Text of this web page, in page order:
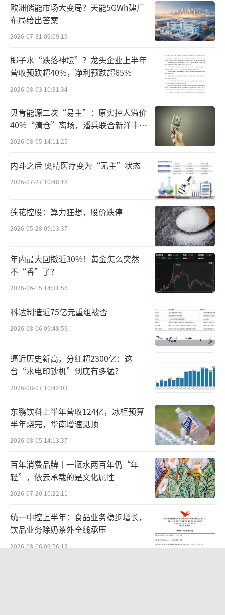
毛利率方面，只有酱油的毛利率同比增长
2.34个百分点，相比之下，调味酱和蚝油品类
更加“没眼看”，毛利率已经连续5年下滑。其
中，调味酱的毛利率从2018年的47.75%下降至
了2023年的35.49%，蚝油毛利率从2018年的4
0.92%下降至了2023年的29%，跌幅均已超过1
0个百分点。
针对“三驾马车”的业绩下滑，海天味业
表示：“酱油、蚝油、发酵酱等基础调味品在
报告期内依旧稳固于行业前列。我们坚定技术
创新，不断攻关技改，稳定产品风味、提升产
品品质，实现存量产品稳定发展的同时，提速
提质发展新产品，有机、低盐、个性功能等系
列产品不断丰富，有效满足了消费者的多元体
验。我们通过在发酵领域的系统性研究，完成
了高性能菌种选育技术及产业升级关键技术的
科研成果，推进解决了风味和品质定向调控、
多重快检技术等发酵领域的行业共性技术问
题，引领传统调味品产业的竞争力提升。”
调味品作为关系国计民生的行业，对基层
市场的依赖性较大。资料显示，作为调味品龙
头的海天味业超过92%的销售收入来源于经销
下滑。
2021年末，企业经销商数量达到历史新
海天味业经销商数量就开始持续下滑，2022年
末仅有7172家，2023年末净减少581家，下降
至6591家。此外，今年一季度末，经销商数量
再次减少至6506家。
公司董事长庞康解释称，“经销商数量与
欧洲储能市场大变局？天能5GWh建厂
布局给出答案
2026-07-31 09:09:19
椰子水“跌落神坛”？龙头企业上半年
营收预跌超40%，净利预跌超65%
2026-08-03 10:31:34
贝肯能源二次“易主”：原实控人溢价
40%“清仓”离场，潘兵联合新洋丰、
宏科百世拟入主
2026-08-05 14:11:25
内斗之后 奥精医疗变为“无主”状态
2026-07-27 10:48:18
莲花控股：算力狂想，股价跌停
2026-05-28 09:13:37
年内最大回撤近30%！黄金怎么突然
不“香”了？
2026-06-15 14:31:56
科达制造近75亿元重组被否
2026-08-06 09:48:59
逼近历史新高，分红超2300亿：这
台“水电印钞机”到底有多猛？
2026-08-07 10:42:03
东鹏饮料上半年营收124亿，冰柜预算
半年烧完，华南增速见顶
2026-08-05 14:13:37
百年消费品牌丨一瓶水两百年仍“年
轻”，依云承载的是文化属性
2026-07-20 10:22:11
统一中控上半年：食品业务稳步增长，
饮品业务除奶茶外全线承压
2026-08-06 09:56:12